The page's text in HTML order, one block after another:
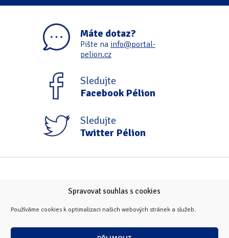
Spravovat souhlas s cookies
Používáme cookies k optimalizaci našich webových stránek a služeb.
Máte dotaz?
Pište na info@portal-
pelion.cz
Sledujte
Facebook Pélion
Sledujte
Twitter Pélion